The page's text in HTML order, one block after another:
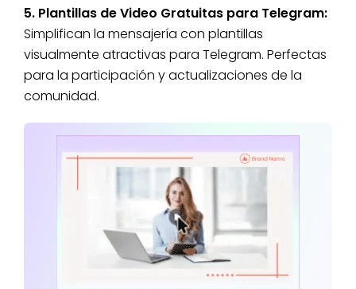
5. Plantillas de Video Gratuitas para Telegram:
Simplifican la mensajería con plantillas
visualmente atractivas para Telegram. Perfectas
para la participación y actualizaciones de la
comunidad.